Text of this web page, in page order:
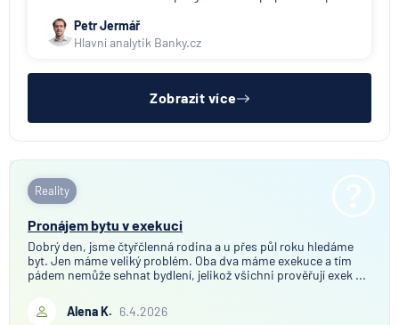
Petr Jermář
Hlavní analytik Banky.cz
Zobrazit více
Reality
Pronájem bytu v exekuci
Dobrý den, jsme čtyřčlenná rodina a u přes půl roku hledáme
byt. Jen máme veliký problém. Oba dva máme exekuce a tím
pádem nemůže sehnat bydlení, jelikož všichni prověřují exek ...
Alena K. 6.4.2026